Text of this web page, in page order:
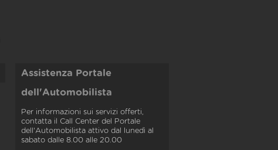
Assistenza Portale
dell'Automobilista
Per informazioni sui servizi offerti,
contatta il Call Center del Portale
dell'Automobilista attivo dal lunedì al
sabato dalle 8.00 alle 20.00